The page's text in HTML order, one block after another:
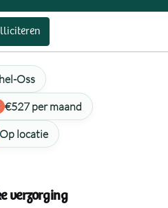
Oss
€527 per maand
Op locatie
verzorging